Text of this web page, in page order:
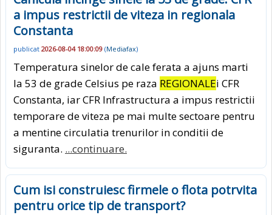
a impus restrictii de viteza in regionala
Constanta
publicat 2026-08-04 18:00:09 (Mediafax)
Temperatura sinelor de cale ferata a ajuns marti
la 53 de grade Celsius pe raza REGIONALEi CFR
Constanta, iar CFR Infrastructura a impus restrictii
temporare de viteza pe mai multe sectoare pentru
a mentine circulatia trenurilor in conditii de
siguranta. ...continuare.
Cum isi construiesc firmele o flota potrvita
pentru orice tip de transport?